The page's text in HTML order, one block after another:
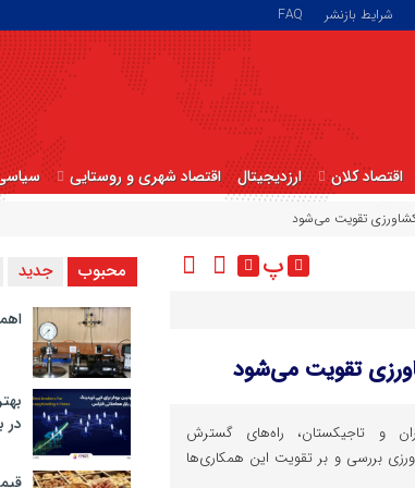
شرایط بازنشر FAQ
اقتصاد کلان ارزدیجیتال اقتصاد شهری و روستایی
تقویت می‌شود
پ
تقویت می‌شود
و تاجیکستان، راه‌های گسترش
بررسی و بر تقویت این همکاری‌ها
محبوب جدید
در